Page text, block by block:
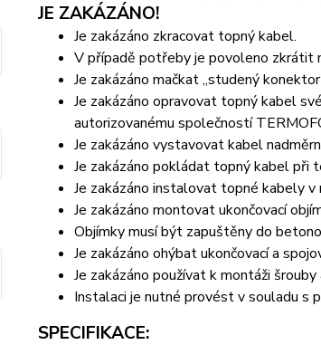
JE ZAKÁZÁNO!
Je zakázáno zkracovat topný kabel.
V případě potřeby je povoleno zkrátit
Je zakázáno mačkat „studený
Je zakázáno opravovat topný kabel
autorizovanému společností
Je zakázáno vystavovat kabel
Je zakázáno pokládat topný kabel při
Je zakázáno instalovat topné kabely
Je zakázáno montovat ukončovací
Objímky musí být zapuštěny do
Je zakázáno ohýbat ukončovací a
Je zakázáno používat k montáži šrouby
Instalaci je nutné provést v souladu s
SPECIFIKACE: